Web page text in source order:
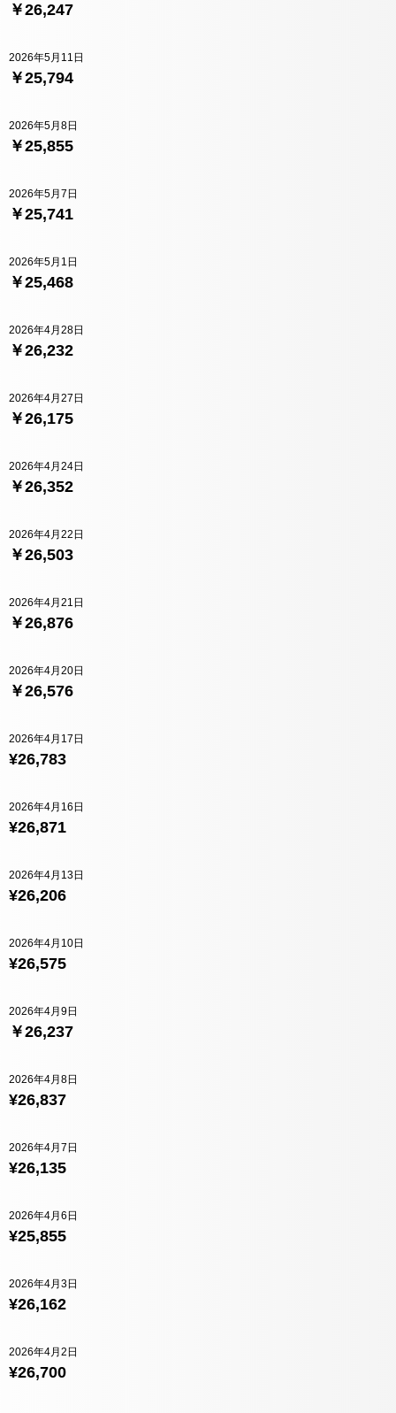
￥26,247
￥25,794
2026年5月11日
￥25,855
2026年5月8日
￥25,741
2026年5月7日
￥25,468
2026年5月1日
￥26,232
2026年4月28日
￥26,175
2026年4月27日
￥26,352
2026年4月24日
￥26,503
2026年4月22日
￥26,876
2026年4月21日
￥26,576
2026年4月20日
¥26,783
2026年4月17日
¥26,871
2026年4月16日
¥26,206
2026年4月13日
¥26,575
2026年4月10日
￥26,237
2026年4月9日
¥26,837
2026年4月8日
¥26,135
2026年4月7日
¥25,855
2026年4月6日
¥26,162
2026年4月3日
¥26,700
2026年4月2日